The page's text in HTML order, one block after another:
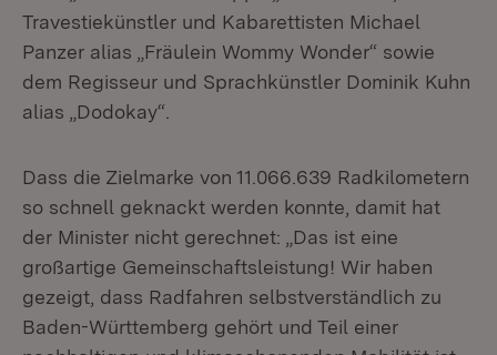
Travestiekünstler und Kabarettisten Michael
Panzer alias „Fräulein Wommy Wonder“ sowie
dem Regisseur und Sprachkünstler Dominik Kuhn
alias „Dodokay“.
Dass die Zielmarke von 11.066.639 Radkilometern
so schnell geknackt werden konnte, damit hat
der Minister nicht gerechnet: „Das ist eine
großartige Gemeinschaftsleistung! Wir haben
gezeigt, dass Radfahren selbstverständlich zu
Baden-Württemberg gehört und Teil einer